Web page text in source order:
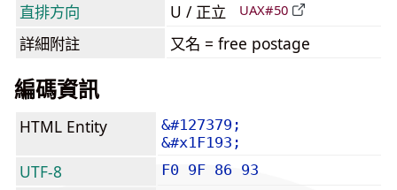
直排方向 U / 正立 UAX#50
詳細附註 又名 = free postage
編碼資訊
HTML Entity
&#127379;
&#x1F193;
UTF-8 F0 9F 86 93